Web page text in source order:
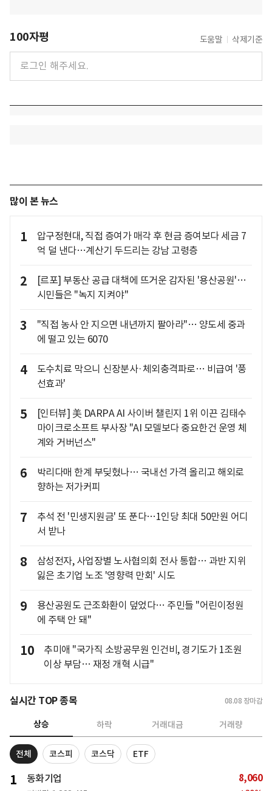
100자평 도움말 삭제기준
많이 본 뉴스
1
압구정현대, 직접 증여가 매각 후 현금 증여보다 세금 7
억 덜 낸다…계산기 두드리는 강남 고령층
2
[르포] 부동산 공급 대책에 뜨거운 감자된 '용산공원'…
시민들은 "녹지 지켜야"
3
"직접 농사 안 지으면 내년까지 팔아라"… 양도세 중과
에 떨고 있는 6070
4
도수치료 막으니 신장분사·체외충격파로… 비급여 '풍
선효과'
5
[인터뷰] 美 DARPA AI 사이버 챌린지 1위 이끈 김태수
마이크로소프트 부사장 "AI 모델보다 중요한건 운영 체
계와 거버넌스"
6
박리다매 한계 부딪혔나… 국내선 가격 올리고 해외로
향하는 저가커피
7
추석 전 '민생지원금' 또 푼다…1인당 최대 50만원 어디
서 받나
8
삼성전자, 사업장별 노사협의회 전사 통합… 과반 지위
잃은 초기업 노조 '영향력 만회' 시도
9
용산공원도 근조화환이 덮었다… 주민들 "어린이정원
에 주택 안 돼"
10
추미애 "국가직 소방공무원 인건비, 경기도가 1조원
이상 부담… 재정 개혁 시급"
실시간 TOP 종목 08.08 장마감
상승 하락 거래대금 거래량
전체 코스피 코스닥 ETF
1 동화기업 8,060